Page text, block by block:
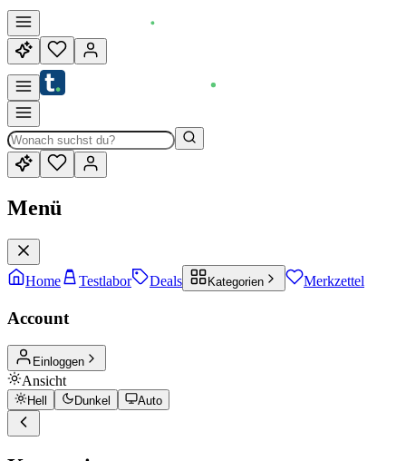
Menü
Home Testlabor Deals Kategorien Merkzettel
Account
Einloggen
Ansicht
Hell Dunkel Auto